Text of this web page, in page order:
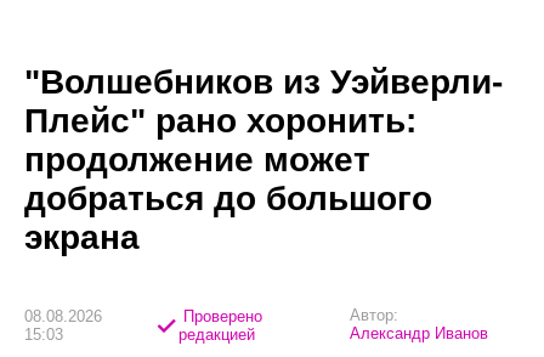
"Волшебников из Уэйверли-
Плейс" рано хоронить:
продолжение может
добраться до большого
экрана
08.08.2026
15:03
Проверено
редакцией
Автор:
Александр Иванов